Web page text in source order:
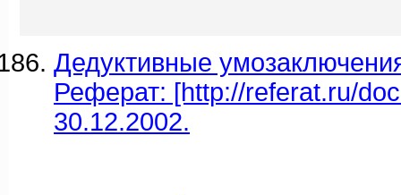
Дедуктивные
Реферат: [http://referat.ru/
30.12.2002.